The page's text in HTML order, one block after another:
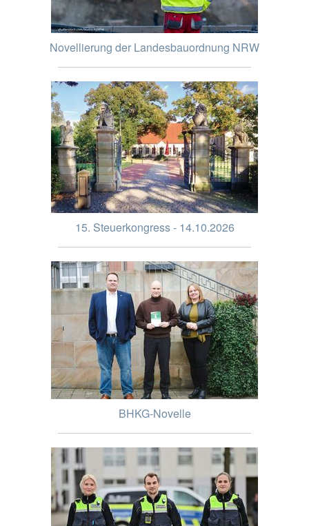
Novellierung der Landesbauordnung NRW
15. Steuerkongress - 14.10.2026
BHKG-Novelle